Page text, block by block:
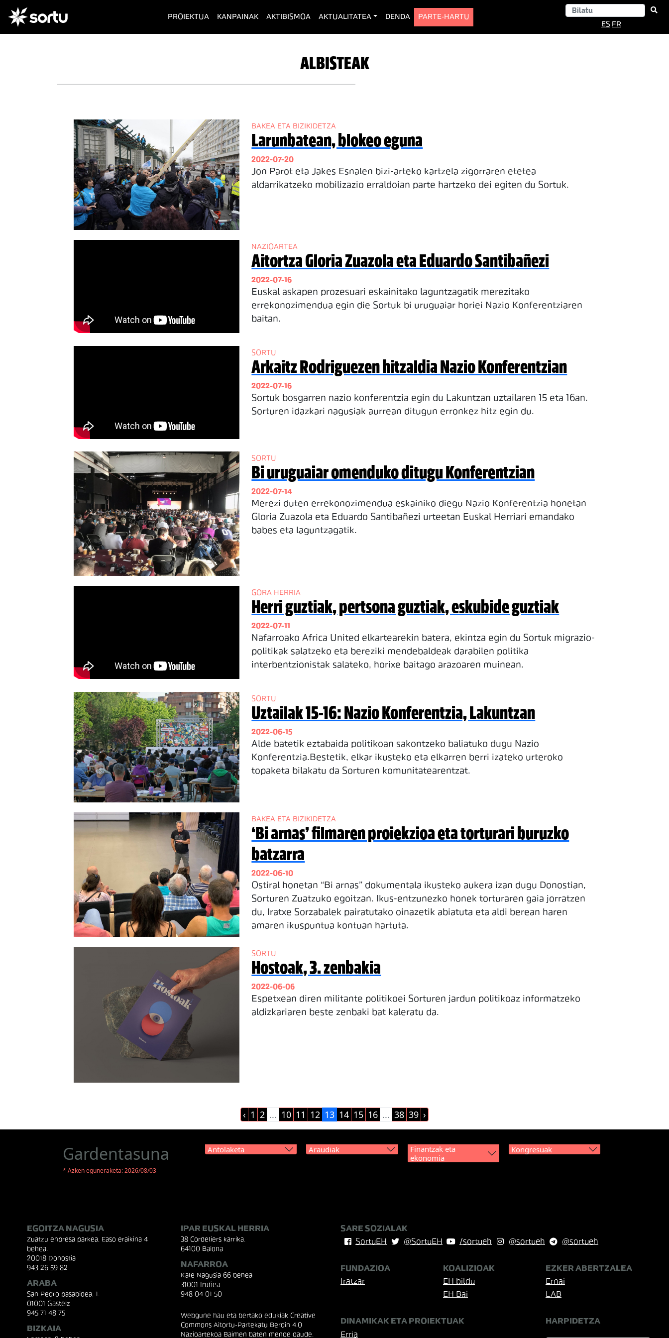
PROIEKTUA (current)
KANPAINAK AKTIBISMOA AKTUALITATEA DENDA
PARTE-HARTU
ES FR
ALBISTEAK
BAKEA ETA BIZIKIDETZA
Larunbatean, blokeo eguna
2022-07-20
Jon Parot eta Jakes Esnalen bizi-arteko kartzela zigorraren etetea
aldarrikatzeko mobilizazio erraldoian parte hartzeko dei egiten du Sortuk.
NAZIOARTEA
Aitortza Gloria Zuazola eta Eduardo Santibañezi
2022-07-16
Euskal askapen prozesuari eskainitako laguntzagatik merezitako
errekonozimendua egin die Sortuk bi uruguaiar horiei Nazio Konferentziaren
baitan.
SORTU
Arkaitz Rodriguezen hitzaldia Nazio Konferentzian
2022-07-16
Sortuk bosgarren nazio konferentzia egin du Lakuntzan uztailaren 15 eta 16an.
Sorturen idazkari nagusiak aurrean ditugun erronkez hitz egin du.
SORTU
Bi uruguaiar omenduko ditugu Konferentzian
2022-07-14
Merezi duten errekonozimendua eskainiko diegu Nazio Konferentzia honetan
Gloria Zuazola eta Eduardo Santibañezi urteetan Euskal Herriari emandako
babes eta laguntzagatik.
GORA HERRIA
Herri guztiak, pertsona guztiak, eskubide guztiak
2022-07-11
Nafarroako Africa United elkartearekin batera, ekintza egin du Sortuk migrazio-
politikak salatzeko eta bereziki mendebaldeak darabilen politika
interbentzionistak salateko, horixe baitago arazoaren muinean.
SORTU
Uztailak 15-16: Nazio Konferentzia, Lakuntzan
2022-06-15
Alde batetik eztabaida politikoan sakontzeko baliatuko dugu Nazio
Konferentzia.Bestetik, elkar ikusteko eta elkarren berri izateko urteroko
topaketa bilakatu da Sorturen komunitatearentzat.
BAKEA ETA BIZIKIDETZA
‘Bi arnas’ filmaren proiekzioa eta torturari buruzko
batzarra
2022-06-10
Ostiral honetan “Bi arnas” dokumentala ikusteko aukera izan dugu Donostian,
Sorturen Zuatzuko egoitzan. Ikus-entzunezko honek torturaren gaia jorratzen
du, Iratxe Sorzabalek pairatutako oinazetik abiatuta eta aldi berean haren
amaren ikuspuntua kontuan hartuta.
SORTU
Hostoak, 3. zenbakia
2022-06-06
Espetxean diren militante politikoei Sorturen jardun politikoaz informatzeko
aldizkariaren beste zenbaki bat kaleratu da.
‹ 1 2 ... 10 11 12 13 14 15 16 ... 38 39 ›
Gardentasuna
* Azken eguneraketa: 2026/08/03
Antolaketa Araudiak
Finantzak eta
ekonomia
Kongresuak
EGOITZA NAGUSIA
Zuatzu enpresa parkea, Easo eraikina 4
behea.
20018 Donostia
943 26 59 82
ARABA
San Pedro pasabidea, 1.
01001 Gasteiz
945 71 48 75
BIZKAIA
IPAR EUSKAL HERRIA
38 Cordeliers karrika.
64100 Baiona
NAFARROA
Kale Nagusia 66 behea
31001 Iruñea
948 04 01 50
Webgune hau eta bertako edukiak Creative
Commons Aitortu-Partekatu Berdin 4.0
Nazioartekoa Baimen baten mende daude.
SARE SOZIALAK
SortuEH
@SortuEH /sortueh @sortueh @sortueh
FUNDAZIOA
Iratzar
KOALIZIOAK
EH bildu
EH Bai
EZKER ABERTZALEA
Ernai
LAB
DINAMIKAK ETA PROIEKTUAK
Erria
HARPIDETZA